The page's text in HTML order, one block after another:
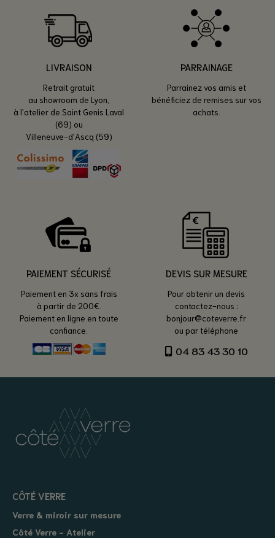
LIVRAISON
Retrait gratuit
au showroom de Lyon,
à l'atelier de Saint Genis Laval
(69) ou
Villeneuve-d'Ascq (59)
PARRAINAGE
Parrainez vos amis et
bénéficiez de remises sur vos
achats.
PAIEMENT SÉCURISÉ
Paiement en 3x sans frais
à partir de 200€.
Paiement en ligne en toute
confiance.
DEVIS SUR MESURE
Pour obtenir un devis
contactez-nous :
bonjour@coteverre.fr
ou par téléphone
04 83 43 30 10
CÔTÉ VERRE
Verre & miroir sur mesure
Côté Verre - Atelier